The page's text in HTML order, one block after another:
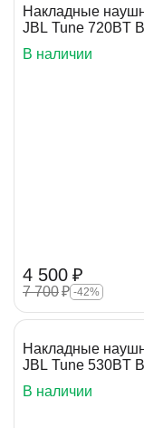
Накладные
JBL Tune 720BT
В наличии
4 500 ₽
7 700₽ -42%
Накладные
JBL Tune 530BT
В наличии